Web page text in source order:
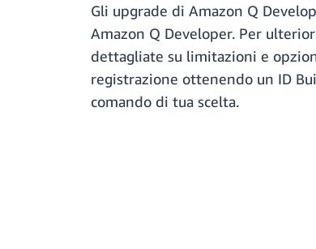
Gli upgrade di Amazon Q
Amazon Q Developer. Per
dettagliate su limitazioni e
registrazione ottenendo un ID
comando di tua scelta.